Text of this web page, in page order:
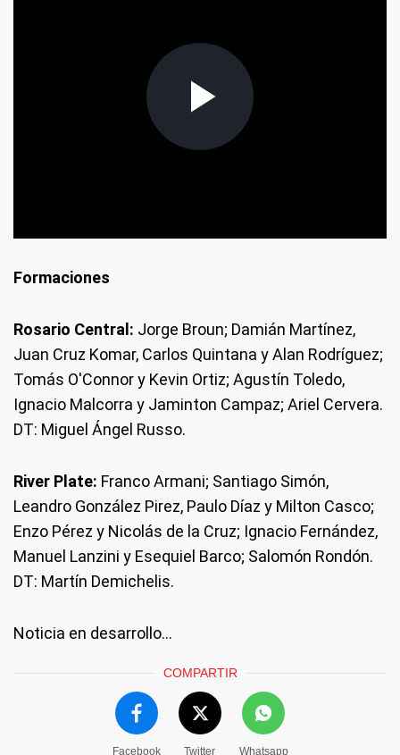
Formaciones
Rosario Central: Jorge Broun; Damián Martínez,
Juan Cruz Komar, Carlos Quintana y Alan Rodríguez;
Tomás O'Connor y Kevin Ortiz; Agustín Toledo,
Ignacio Malcorra y Jaminton Campaz; Ariel Cervera.
DT: Miguel Ángel Russo.
River Plate: Franco Armani; Santiago Simón,
Leandro González Pirez, Paulo Díaz y Milton Casco;
Enzo Pérez y Nicolás de la Cruz; Ignacio Fernández,
Manuel Lanzini y Esequiel Barco; Salomón Rondón.
DT: Martín Demichelis.
Noticia en desarrollo…
COMPARTIR
Facebook Twitter Whatsapp